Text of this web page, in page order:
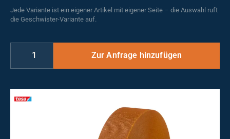
Jede Variante ist ein eigener Artikel mit eigener Seite – die Auswahl ruft
die Geschwister-Variante auf.